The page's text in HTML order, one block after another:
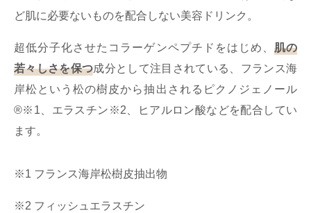
ど肌に必要ないものを配合しない美容ドリンク。
超低分子化させたコラーゲンペプチドをはじめ、 肌の
若々しさを保つ成分として注目されている、フランス海
岸松という松の樹皮から抽出されるピクノジェノール
®※1、エラスチン※2、ヒアルロン酸などを配合してい
ます。
※1 フランス海岸松樹皮抽出物
※2 フィッシュエラスチン